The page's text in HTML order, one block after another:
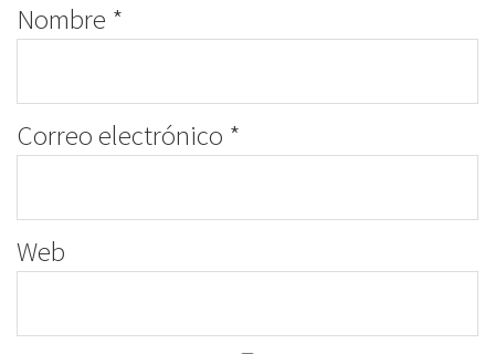
Nombre *
Correo electrónico *
Web